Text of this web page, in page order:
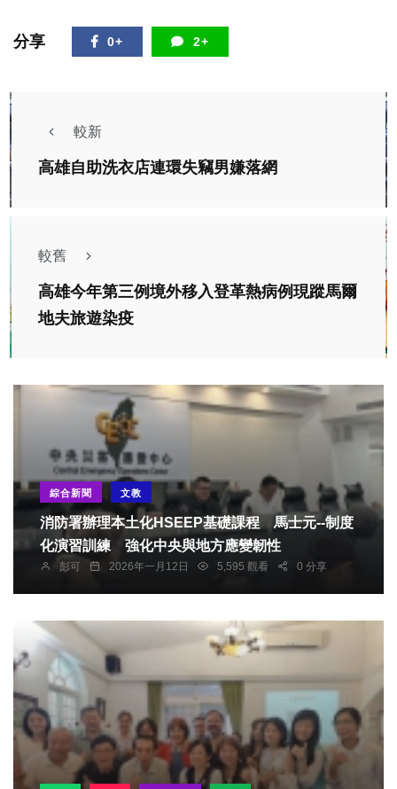
分享 0+ 2+
較新
高雄自助洗衣店連環失竊男嫌落網
較舊
高雄今年第三例境外移入登革熱病例現蹤馬爾
地夫旅遊染疫
綜合新聞 文教
消防署辦理本土化HSEEP基礎課程 馬士元--制度
化演習訓練 強化中央與地方應變韌性
彭可 2026年一月12日 5,595 觀看 0 分享